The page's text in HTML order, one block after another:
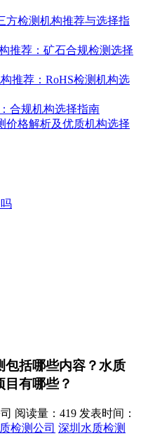
方检测机构推荐与选择指
推荐：矿石合规检测选择
推荐：RoHS检测机构选
合规机构选择指南
价格解析及优质机构选择
包括哪些内容？水质
有哪些？
阅读量：419 发表时间：
检测公司 深圳水质检测